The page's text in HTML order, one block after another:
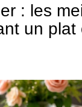
: les
un plat